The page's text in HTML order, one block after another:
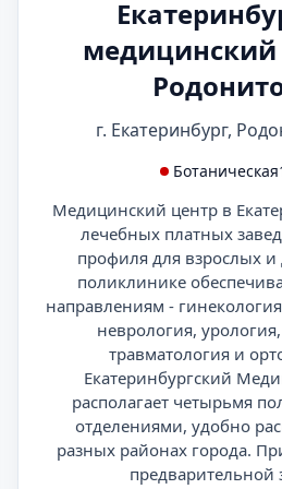
медицинский
г. Екатеринбург,
Ботаническая
Медицинский центр в
лечебных платных
профиля для взрослых и
поликлинике
направлениям -
неврология,
травматология и
Екатеринбургский
располагает четырьмя
отделениями, удобно
разных районах города.
предварительной